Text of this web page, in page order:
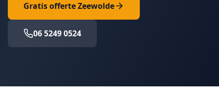
Gratis offerteZeewolde
06 5249 0524